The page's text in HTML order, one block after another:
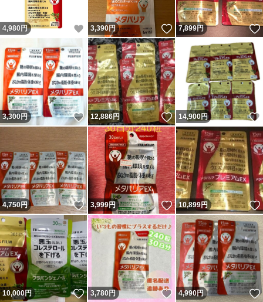
4,980 円 いいね！
3,390円 いいね！
7,899円
3,300円 いいね！
12,886円 いいね！
14,900円
4,750円 いいね！
3,999円 いいね！
10,899円
10,000円 いいね！
3,780円 いいね！
4,990円